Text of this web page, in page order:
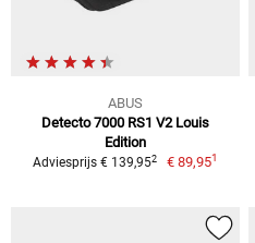
ABUS
Detecto 7000 RS1 V2 Louis
Edition
Adviesprijs € 139,952 € 89,951